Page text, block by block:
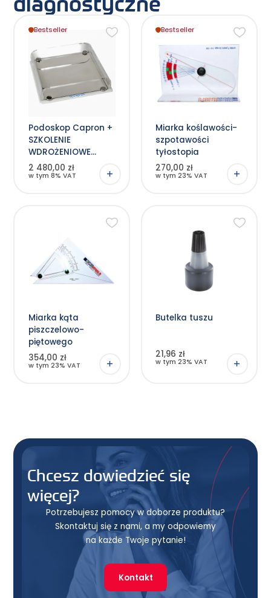
Podoskop Capron +
SZKOLENIE
WDROŻENIOWE
online
2 480,00 zł
w tym 8% VAT
Bestseller
Miarka koślawości-
szpotawości
tyłostopia
270,00 zł
w tym 23% VAT
Bestseller
Miarka kąta
piszczelowo-
piętowego
354,00 zł
w tym 23% VAT
Butelka tuszu
21,96 zł
w tym 23% VAT
Chcesz dowiedzieć się
więcej?
Potrzebujesz pomocy w doborze produktu?
Skontaktuj się z nami, a my odpowiemy
na każde Twoje pytanie!
Kontakt